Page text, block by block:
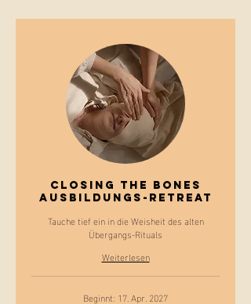
Closing the Bones
Ausbildungs-Retreat
Tauche tief ein in die Weisheit des alten
Übergangs-Rituals
Weiterlesen
Beginnt: 17. Apr. 2027